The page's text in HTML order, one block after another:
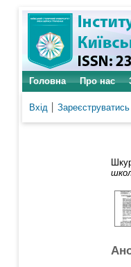
Головна Про нас
Вхід Зареєструватись